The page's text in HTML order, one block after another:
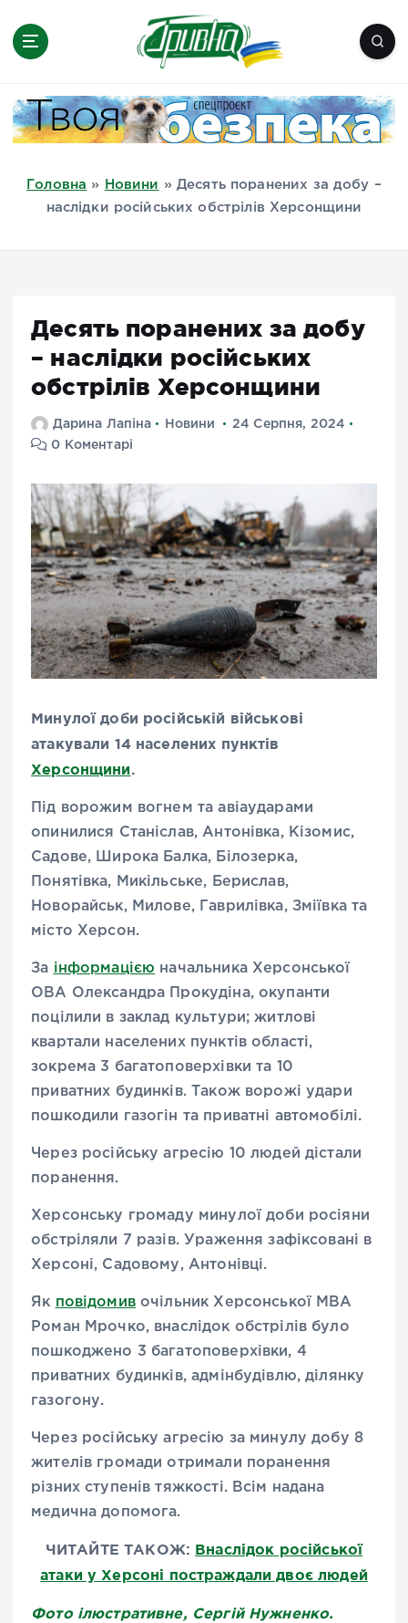
Миколаїв, Одеса, Мелітополь
Головна » Новини » Десять поранених за добу –
наслідки російських обстрілів Херсонщини
Десять поранених за добу
– наслідки російських
обстрілів Херсонщини
Дарина Лапіна Новини
24 Серпня, 2024
0 Коментарі
Минулої доби російській військові
атакували 14 населених пунктів
Херсонщини
Під ворожим вогнем та авіаударами
опинилися Станіслав, Антонівка, Кізомис,
Садове, Широка Балка, Білозерка,
Понятівка, Микільське, Берислав,
Новорайськ, Милове, Гаврилівка, Зміївка та
місто Херсон.
За інформацією начальника Херсонської
ОВА Олександра Прокудіна, окупанти
поцілили в заклад культури; житлові
квартали населених пунктів області,
зокрема 3 багатоповерхівки та 10
приватних будинків. Також ворожі удари
пошкодили газогін та приватні автомобілі.
Через російську агресію 10 людей дістали
поранення.
Херсонську громаду минулої доби росіяни
обстріляли 7 разів. Ураження зафіксовані в
Херсоні, Садовому, Антонівці.
Як повідомивочільник Херсонської МВА
Роман Мрочко, внаслідок обстрілів було
пошкоджено 3 багатоповерхівки, 4
приватних будинків, адмінбудівлю, ділянку
газогону.
Через російську агресію за минулу добу 8
жителів громади отримали поранення
різних ступенів тяжкості. Всім надана
медична допомога.
ЧИТАЙТЕ ТАКОЖ: Внаслідок російської
атаки у Херсоні постраждали двоє людей
Фото ілюстративне, Сергій Нужненко.